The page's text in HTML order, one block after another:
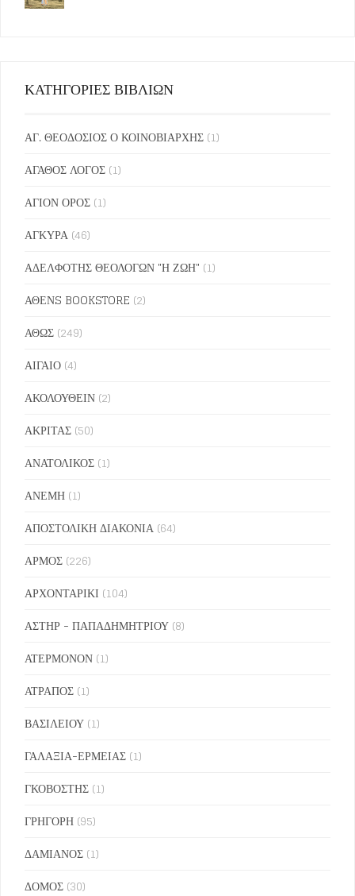
ΚΑΤΗΓΟΡΙΕΣ ΒΙΒΛΙΩΝ
ΑΓ. ΘΕΟΔΟΣΙΟΣ Ο ΚΟΙΝΟΒΙΑΡΧΗΣ (1)
ΑΓΑΘΟΣ ΛΟΓΟΣ (1)
ΑΓΙΟΝ ΟΡΟΣ (1)
ΑΓΚΥΡΑ (46)
ΑΔΕΛΦΟΤΗΣ ΘΕΟΛΟΓΩΝ "Η ΖΩΗ" (1)
ΑΘΕΝS BOOKSTORE (2)
ΑΘΩΣ (249)
ΑΙΓΑΙΟ (4)
ΑΚΟΛΟΥΘΕΙΝ (2)
ΑΚΡΙΤΑΣ (50)
ΑΝΑΤΟΛΙΚΟΣ (1)
ΑΝΕΜΗ (1)
ΑΠΟΣΤΟΛΙΚΗ ΔΙΑΚΟΝΙΑ (64)
ΑΡΜΟΣ (226)
ΑΡΧΟΝΤΑΡΙΚΙ (104)
ΑΣΤΗΡ - ΠΑΠΑΔΗΜΗΤΡΙΟΥ (8)
ΑΤΕΡΜΟΝΟΝ (1)
ΑΤΡΑΠΟΣ (1)
ΒΑΣΙΛΕΙΟΥ (1)
ΓΑΛΑΞΙΑ-ΕΡΜΕΙΑΣ (1)
ΓΚΟΒΟΣΤΗΣ (1)
ΓΡΗΓΟΡΗ (95)
ΔΑΜΙΑΝΟΣ (1)
ΔΟΜΟΣ (30)